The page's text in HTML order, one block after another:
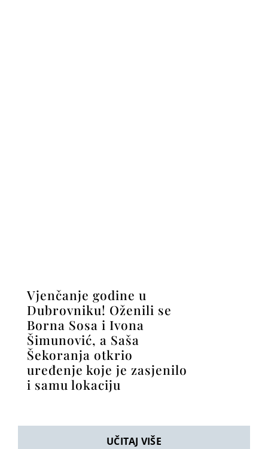
Vjenčanje godine u
Dubrovniku! Oženili se
Borna Sosa i Ivona
Šimunović, a Saša
Šekoranja otkrio
uređenje koje je zasjenilo
i samu lokaciju
UČITAJ VIŠE